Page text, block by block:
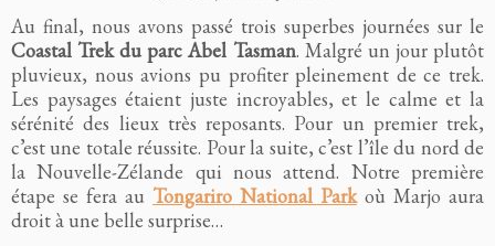
Au final, nous avons passé trois superbes journées sur le
Coastal Trek du parc Abel Tasman. Malgré un jour plutôt
pluvieux, nous avions pu profiter pleinement de ce trek.
Les paysages étaient juste incroyables, et le calme et la
sérénité des lieux très reposants. Pour un premier trek,
c’est une totale réussite. Pour la suite, c’est l’île du nord de
la Nouvelle-Zélande qui nous attend. Notre première
étape se fera au Tongariro National Parkoù Marjo aura
droit à une belle surprise…